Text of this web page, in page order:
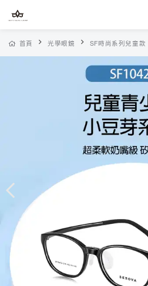
首頁 光學眼鏡 SF時尚系列兒童款